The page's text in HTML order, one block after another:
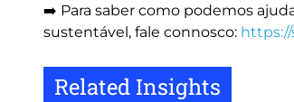
➡️ Para saber como podemos
sustentável, fale connosco: https://
Related Insights